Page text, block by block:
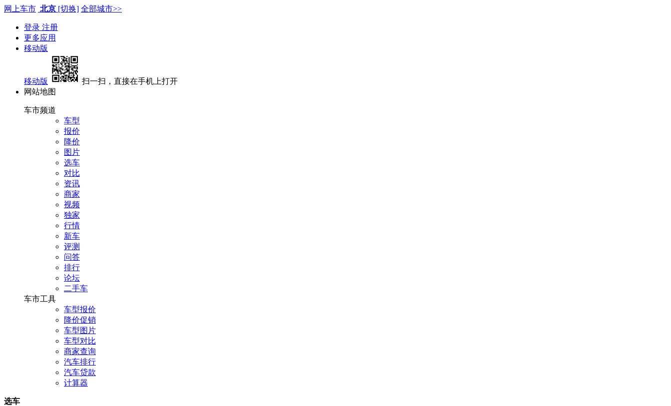
网上车市 北京 [切换] 全部城市>>
登录 注册
更多应用
移动版
移动版
扫一扫，直接在手机上打开
网站地图
车市频道
车型
报价
降价
图片
选车
对比
资讯
商家
视频
独家
行情
新车
评测
问答
排行
论坛
二手车
车市工具
车型报价
降价促销
车型图片
车型对比
商家查询
汽车排行
汽车贷款
计算器
选车